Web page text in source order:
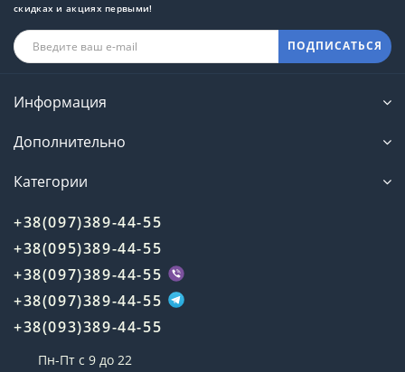
скидках и акциях первыми!
ПОДПИСАТЬСЯ
Информация
Дополнительно
Категории
+38(097)389-44-55
+38(095)389-44-55
+38(097)389-44-55
+38(097)389-44-55
+38(093)389-44-55
Пн-Пт с 9 до 22